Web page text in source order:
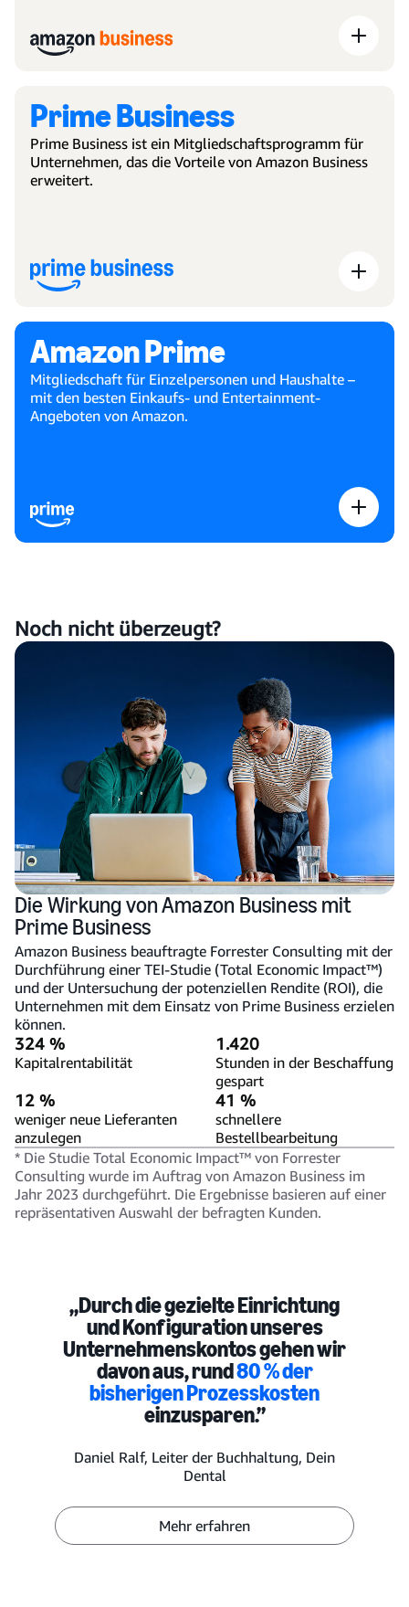
Prime Business
Prime Business ist ein Mitgliedschaftsprogramm für
Unternehmen, das die Vorteile von Amazon Business
erweitert.
Amazon Prime
Mitgliedschaft für Einzelpersonen und Haushalte –
mit den besten Einkaufs- und Entertainment-
Angeboten von Amazon.
Noch nicht überzeugt?
Die Wirkung von Amazon Business mit
Prime Business
Amazon Business beauftragte Forrester Consulting mit der
Durchführung einer TEI-Studie (Total Economic Impact™)
und der Untersuchung der potenziellen Rendite (ROI), die
Unternehmen mit dem Einsatz von Prime Business erzielen
können.
324 %
Kapitalrentabilität
1.420
Stunden in der Beschaffung
gespart
12 %
weniger neue Lieferanten
anzulegen
41 %
schnellere
Bestellbearbeitung
* Die Studie Total Economic Impact™ von Forrester
Consulting wurde im Auftrag von Amazon Business im
Jahr 2023 durchgeführt. Die Ergebnisse basieren auf einer
repräsentativen Auswahl der befragten Kunden.
„Durch die gezielte Einrichtung
und Konfiguration unseres
Unternehmenskontos gehen wir
davon aus, rund80 % der
bisherigen Prozesskosten
einzusparen.”
Daniel Ralf, Leiter der Buchhaltung, Dein
Dental
Mehr erfahren